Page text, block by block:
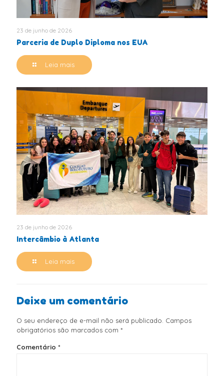
23 de junho de 2026
Parceria de Duplo Diploma nos EUA
Leia mais
23 de junho de 2026
Intercâmbio à Atlanta
Leia mais
Deixe um comentário
O seu endereço de e-mail não será publicado. Campos
obrigatórios são marcados com *
Comentário *